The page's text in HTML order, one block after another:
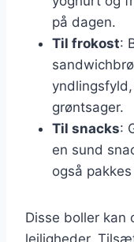
på dagen.
Til frokost:
grøntsager.
Til snacks:
en sund
også
Disse boller kan
lejligheder.